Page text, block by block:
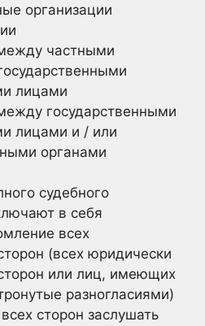
организации
частными
лицами
государственными
лицами и / или
органами
судебного
в себя
всех
(всех юридически
или лиц, имеющих
разногласиями)
сторон заслушать